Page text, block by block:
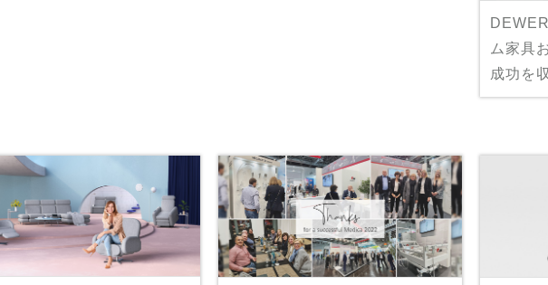
ム家具
成功を